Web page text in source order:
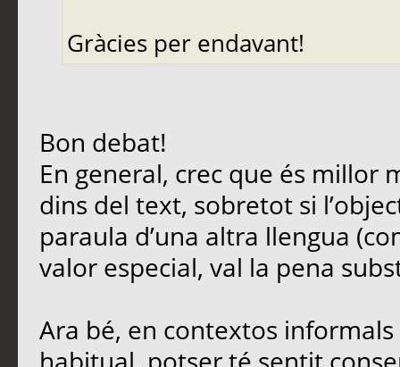
Gràcies per endavant!
Bon debat!
En general, crec que és millor
dins del text, sobretot si
paraula d’una altra llengua
valor especial, val la pena
Ara bé, en contextos